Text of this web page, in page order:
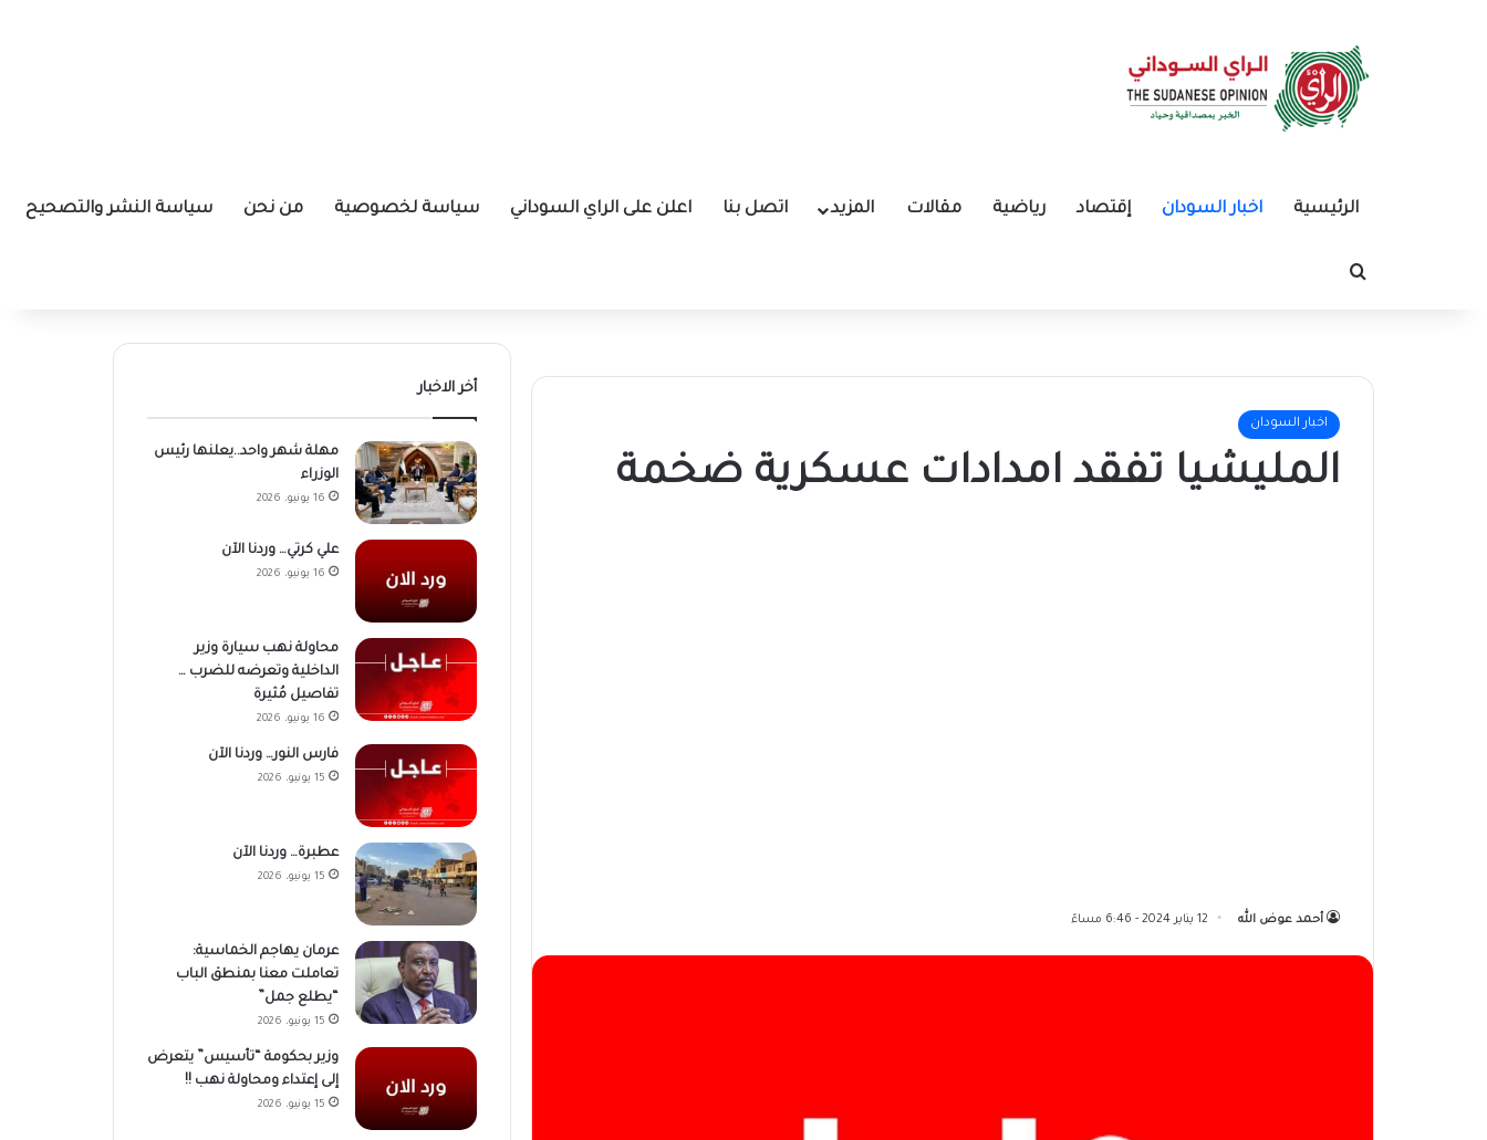
الرئيسية اخبار السودان إقتصاد رياضية مقالات المزيد اتصل بنا اعلن على الراي السوداني سياسة لخصوصية من نحن سياسة النشر والتصحيح
بحث عن
اخبار السودان
المليشيا تفقد امدادات عسكرية ضخمة
أحمد عوض الله 12 يناير 2024 - 6:46 مساءً
أخر الاخبار
مهلة شهر واحد..يعلنها رئيس
الوزراء
16 يونيو، 2026
علي كرتي… وردنا الآن
16 يونيو، 2026
محاولة نهب سيارة وزير
الداخلية وتعرضه للضرب …
تفاصيل مُثيرة
16 يونيو، 2026
فارس النور… وردنا الآن
15 يونيو، 2026
عطبرة… وردنا الآن
15 يونيو، 2026
عرمان يهاجم الخماسية:
تعاملت معنا بمنطق الباب
“يطلع جمل”
15 يونيو، 2026
وزير بحكومة “تأسيس” يتعرض
إلى إعتداء ومحاولة نهب !!
15 يونيو، 2026